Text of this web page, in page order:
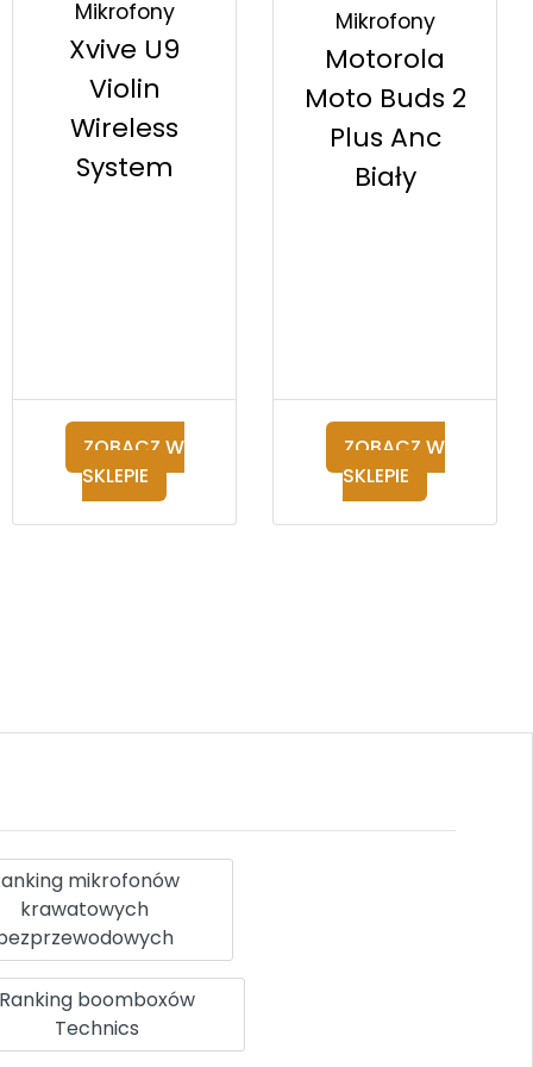
Mikrofony
Xvive U9
Violin
Wireless
System
ZOBACZ W
SKLEPIE
Mikrofony
Motorola
Moto Buds 2
Plus Anc
Biały
ZOBACZ W
SKLEPIE
mikrofonów
krawatowych
boomboxów
Technics